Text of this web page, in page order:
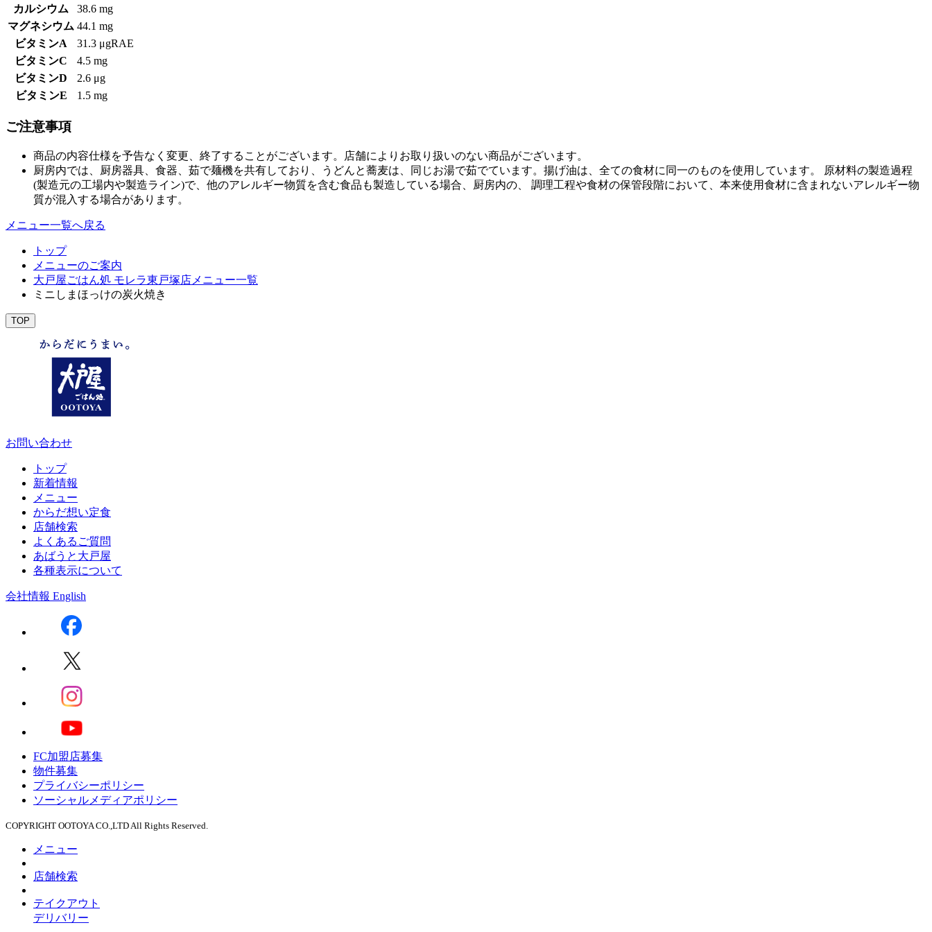
カルシウム
38.6 mg
マグネシウム 44.1 mg
ビタミンA
31.3 μgRAE
ビタミンC
4.5 mg
ビタミンD
2.6 μg
ビタミンE
1.5 mg
ご注意事項
商品の内容仕様を予告なく変更、終了することがございます。店舗によりお取り扱いのない商品がございます。
厨房内では、厨房器具、食器、茹で麺機を共有しており、うどんと蕎麦は、同じお湯で茹でています。揚げ油は、全ての食材に同一のものを使用しています。 原材料の製造過程
(製造元の工場内や製造ライン)で、他のアレルギー物質を含む食品も製造している場合、厨房内の、 調理工程や食材の保管段階において、本来使用食材に含まれないアレルギー物
質が混入する場合があります。
メニュー一覧へ戻る
トップ
メニューのご案内
大戸屋ごはん処 モレラ東戸塚店メニュー一覧
ミニしまほっけの炭火焼き
TOP
お問い合わせ
トップ
新着情報
メニュー
からだ想い定食
店舗検索
よくあるご質問
あばうと大戸屋
各種表示について
会社情報 English
FC加盟店募集
物件募集
プライバシーポリシー
ソーシャルメディアポリシー
COPYRIGHT OOTOYA CO.,LTD All Rights Reserved.
メニュー
店舗検索
テイクアウト
デリバリー